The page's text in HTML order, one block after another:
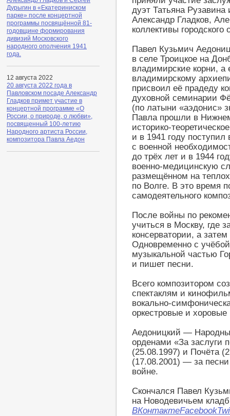
Дурыгин в «Екатериниском
парке» после концертной
программы посвящённой 81-
годовщине формирования
дивизий Московского
народного ополчения 1941
года.
12 августа 2022
20 августа 2022 года в
Павловском посаде Александр
Гладков примет участие в
концертной программе «О
России, о природе, о любви»,
посвященный 100-летию
Народного артиста России,
композитора Павла Аедон
дуэт Татьяна
Александр Гладков,
коллективы
Павел Кузьмич
в селе Троицкое на
владимирские корни, а
владимирскому
присвоил её прадеду
духовной семинарии
(по латыни «аэдонис»
Павла прошли в
историко-
и в 1941 году
с военной
до трёх лет и в 1944
военно-медицинскую
размещённом на
по Волге. В это время
самодеятельного
После войны по
учиться в Москву, где
консерватории, а
Одновременно с
музыкальной частью
и пишет песни.
Всего композитором
спектаклям и
вокально-
оркестровые и хоровые
Аедоницкий —
орденами «За заслуги
(25.08.1997) и Почёта
(17.08.2001) — за
войне.
Скончался Павел
на Новодевичьем
ВКонтактеFacebook